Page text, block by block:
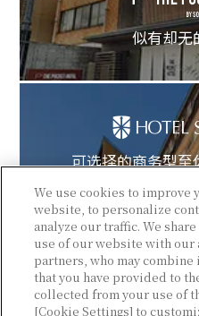
似有却无
可选择的商务型至
© Sotetsu Hotel
We use cookies to improve
website, to personalize
analyze our traffic. We
use of our website with our
partners, who may
that you have provided to
collected from your use of
[Cookie Settings] to